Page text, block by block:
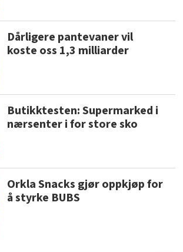
Dårligere pantevaner vil
koste oss 1,3 milliarder
Butikktesten: Supermarked i
nærsenter i for store sko
Orkla Snacks gjør oppkjøp for
å styrke BUBS